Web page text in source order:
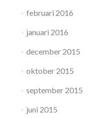
februari 2016
januari 2016
december 2015
oktober 2015
september 2015
juni 2015